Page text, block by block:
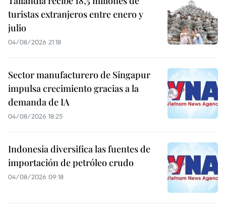
turistas extranjeros entre enero y
julio
04/08/2026 21:18
Sector manufacturero de Singapur
impulsa crecimiento gracias a la
demanda de IA
04/08/2026 18:25
Indonesia diversifica las fuentes de
importación de petróleo crudo
04/08/2026 09:18